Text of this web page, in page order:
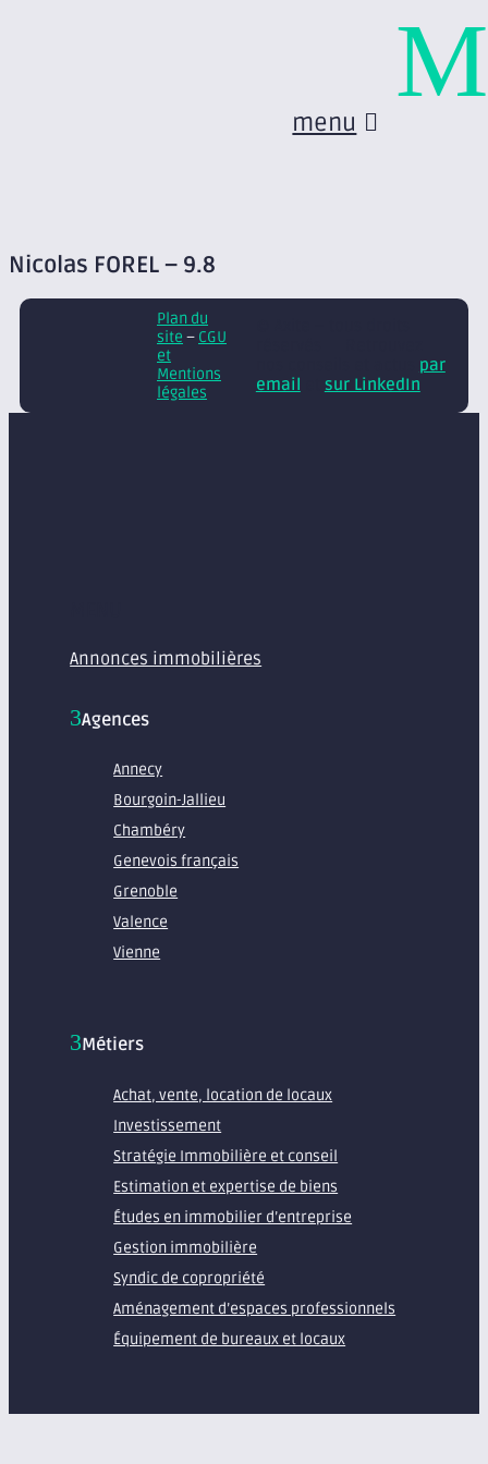
menu
Nicolas FOREL – 9.8
Plan du
site – CGU
et
Mentions
légales
par
email
sur LinkedIn
Annonces immobilières
Agences
Annecy
Bourgoin-Jallieu
Chambéry
Genevois français
Grenoble
Valence
Vienne
Métiers
Achat, vente, location de locaux
Investissement
Stratégie Immobilière et conseil
Estimation et expertise de biens
Études en immobilier d’entreprise
Gestion immobilière
Syndic de copropriété
Aménagement d’espaces professionnels
Équipement de bureaux et locaux
M